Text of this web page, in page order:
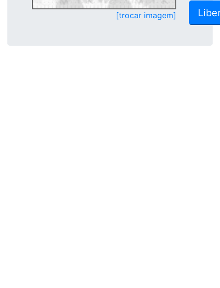
[trocar imagem]